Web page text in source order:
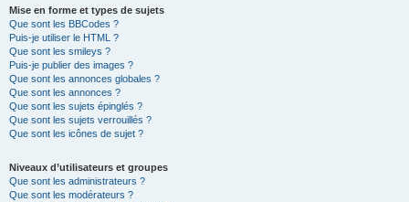
Mise en forme et types de sujets
Que sont les BBCodes ?
Puis-je utiliser le HTML ?
Que sont les smileys ?
Puis-je publier des images ?
Que sont les annonces globales ?
Que sont les annonces ?
Que sont les sujets épinglés ?
Que sont les sujets verrouillés ?
Que sont les icônes de sujet ?
Niveaux d’utilisateurs et groupes
Que sont les administrateurs ?
Que sont les modérateurs ?